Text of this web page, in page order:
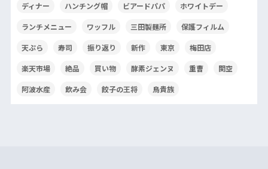
ディナー ハンチング帽 ビアードパパ ホワイトデー
ランチメニュー ワッフル 三田製麺所 保護フィルム
天ぷら 寿司 振り返り 新作 東京 梅田店
楽天市場 絶品 買い物 酵素ジェンヌ 重曹 関空
阿波水産 飲み会 餃子の王将 鳥貴族